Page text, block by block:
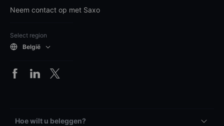
Neem contact op met Saxo
Select region
België
Hoe wilt u beleggen?